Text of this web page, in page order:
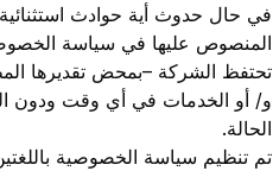
في حال حدوث أية حوادث
المنصوص عليها في سياسة
تحتفظ الشركة –بمحض تقديرها
و/ أو الخدمات في أي وقت ودون
الحالة.
تم تنظيم سياسة الخصوصية